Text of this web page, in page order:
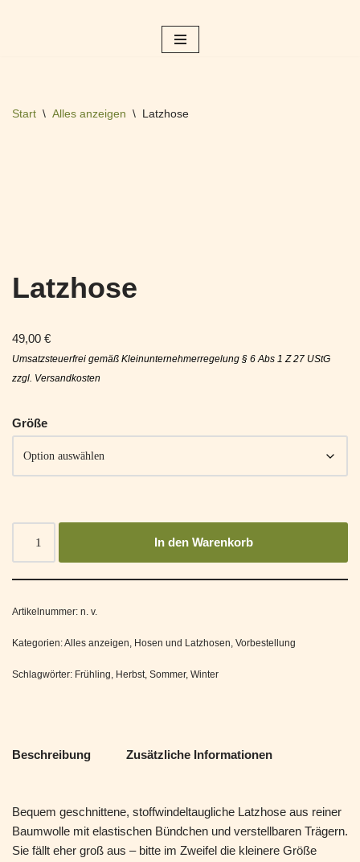
Start \ Alles anzeigen \ Latzhose
Latzhose
49,00 €
Größe
In den Warenkorb
Artikelnummer: n. v.
Kategorien:Alles anzeigen, Hosen und Latzhosen, Vorbestellung
Schlagwörter: Frühling, Herbst, Sommer, Winter
Beschreibung Zusätzliche Informationen
Bequem geschnittene, stoffwindeltaugliche Latzhose aus reiner
Baumwolle mit elastischen Bündchen und verstellbaren Trägern.
Sie fällt eher groß aus – bitte im Zweifel die kleinere Größe